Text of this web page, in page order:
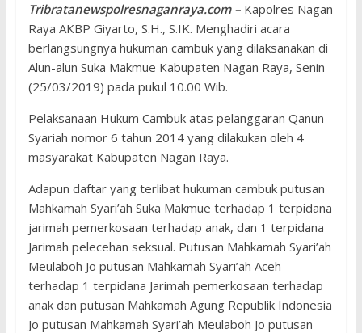
Tribratanewspolresnaganraya.com – Kapolres Nagan
Raya AKBP Giyarto, S.H., S.IK. Menghadiri acara
berlangsungnya hukuman cambuk yang dilaksanakan di
Alun-alun Suka Makmue Kabupaten Nagan Raya, Senin
(25/03/2019) pada pukul 10.00 Wib.
Pelaksanaan Hukum Cambuk atas pelanggaran Qanun
Syariah nomor 6 tahun 2014 yang dilakukan oleh 4
masyarakat Kabupaten Nagan Raya.
Adapun daftar yang terlibat hukuman cambuk putusan
Mahkamah Syari’ah Suka Makmue terhadap 1 terpidana
jarimah pemerkosaan terhadap anak, dan 1 terpidana
Jarimah pelecehan seksual. Putusan Mahkamah Syari’ah
Meulaboh Jo putusan Mahkamah Syari’ah Aceh
terhadap 1 terpidana Jarimah pemerkosaan terhadap
anak dan putusan Mahkamah Agung Republik Indonesia
Jo putusan Mahkamah Syari’ah Meulaboh Jo putusan